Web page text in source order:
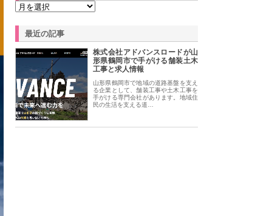
最近の記事
株式会社アドバンスロードが山
形県鶴岡市で手がける舗装土木
工事と求人情報
山形県鶴岡市で地域の道路基盤を支え
る企業として、舗装工事や土木工事を
手がける専門会社があります。地域住
民の生活を支える道…